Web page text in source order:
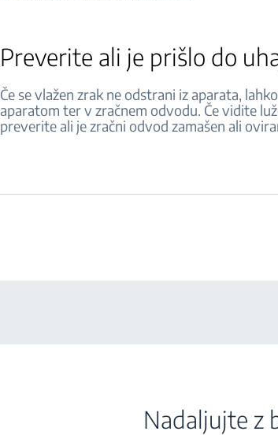
Preverite ali je prišlo do
Če se vlažen zrak ne odstrani iz aparata,
aparatom ter v zračnem odvodu. Če vidite
preverite ali je zračni odvod zamašen ali
Nadaljujte z